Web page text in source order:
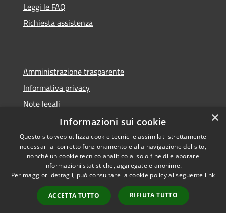
Leggi le FAQ
Richiesta assistenza
Amministrazione trasparente
Informativa privacy
Note legali
Dichiarazione di accessibilità
RSS
Accessibilità
Copyright © 2026 • Comune di
byMunicipium
Accesso
redazione
×
Informazioni sui cookie
Questo sito web utilizza cookie tecnici e assimilati strettamente
necessari al corretto funzionamento e alla navigazione del sito,
nonché un cookie tecnico analitico al solo fine di elaborare
informazioni statistiche, aggregate e anonime.
Per maggiori dettagli, può consultare la cookie policy al seguente link
ACCETTA TUTTO RIFIUTA TUTTO